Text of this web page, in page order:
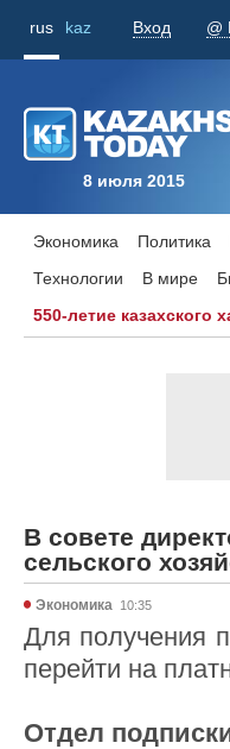
rus kaz Вход @
8 июля 2015
Экономика Политика
Технологии
В мире
550-летие казахского
В совете
сельского
Экономика 10:35
Для получения
перейти на
Отдел